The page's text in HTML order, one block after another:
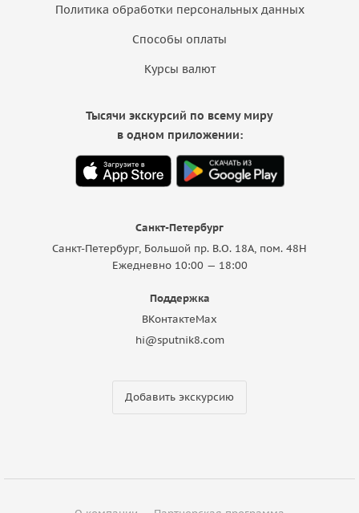
Политика обработки персональных данных
Способы оплаты
Курсы валют
Санкт-Петербург
Санкт-Петербург, Большой пр. В.О. 18A, пом. 48Н
Ежедневно 10:00 — 18:00
Поддержка
ВКонтактеMax
hi@sputnik8.com
Добавить экскурсию
Тысячи экскурсий по всему миру
в одном приложении: